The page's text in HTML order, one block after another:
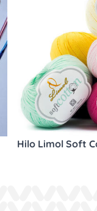
Hilo Limol Soft